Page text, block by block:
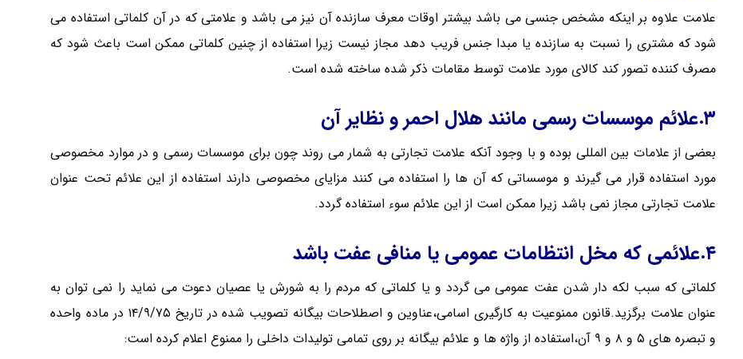
علامت علاوه بر اینکه مشخص جنسی می باشد بیشتر اوقات معرف سازنده آن نیز می باشد و علامتی که در آن کلماتی استفاده می
شود که مشتری را نسبت به سازنده یا مبدا جنس فریب دهد مجاز نیست زیرا استفاده از چنین کلماتی ممکن است باعث شود که
مصرف کننده تصور کند کالای مورد علامت توسط مقامات ذکر شده ساخته شده است.
۳.علائم موسسات رسمی مانند هلال احمر و نظایر آن
بعضی از علامات بین المللی بوده و با وجود آنکه علامت تجارتی به شمار می روند چون برای موسسات رسمی و در موارد مخصوصی
مورد استفاده قرار می گیرند و موسساتی که آن ها را استفاده می کنند مزایای مخصوصی دارند استفاده از این علائم تحت عنوان
علامت تجارتی مجاز نمی باشد زیرا ممکن است از این علائم سوء استفاده گردد.
۴.علائمی که مخل انتظامات عمومی یا منافی عفت باشد
کلماتی که سبب لکه دار شدن عفت عمومی می گردد و یا کلماتی که مردم را به شورش یا عصیان دعوت می نماید را نمی توان به
عنوان علامت برگزید.قانون ممنوعیت به کارگیری اسامی،عناوین و اصطلاحات بیگانه تصویب شده در تاریخ ۱۴/۹/۷۵ در ماده واحده
و تبصره های ۵ و ۸ و ۹ آن،استفاده از واژه ها و علائم بیگانه بر روی تمامی تولیدات داخلی را ممنوع اعلام کرده است: